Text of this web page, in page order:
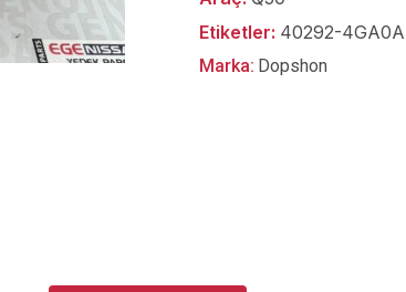
Etiketler: 40292-4GA0A
Marka: Dopshon